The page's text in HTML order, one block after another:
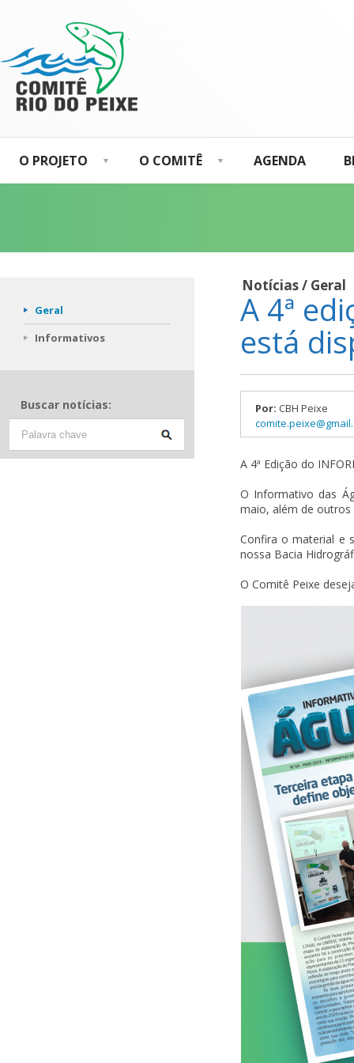
O PROJETO O COMITÊ AGENDA
Geral
Informativos
Buscar notícias:
Notícias / Geral
A 4ª
está
Por: CBH Peixe
A 4ª Edição do
O Informativo das
maio, além de outros
Confira o material e
nossa Bacia
O Comitê Peixe